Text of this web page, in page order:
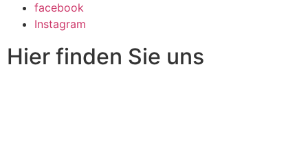
facebook
Instagram
Hier finden Sie uns